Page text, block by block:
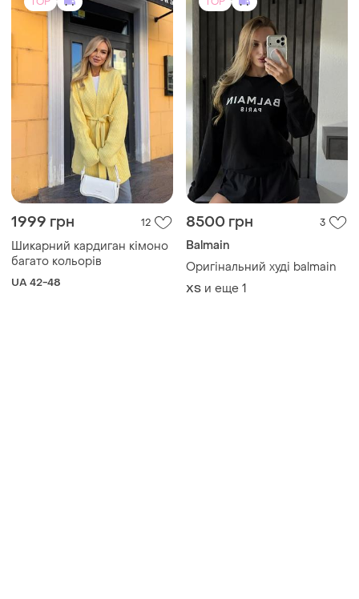
1999 грн 12
Шикарний кардиган кімоно
багато кольорів
UA 42-48
8500 грн 3
Balmain
Оригінальний худі balmain
ХS и еще 1